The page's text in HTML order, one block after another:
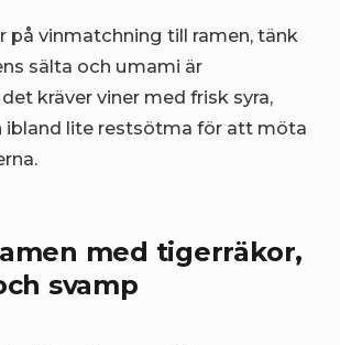
på vinmatchning till ramen, tänk
sälta och umami är
kräver viner med frisk syra,
lite restsötma för att möta
med tigerräkor,
svamp